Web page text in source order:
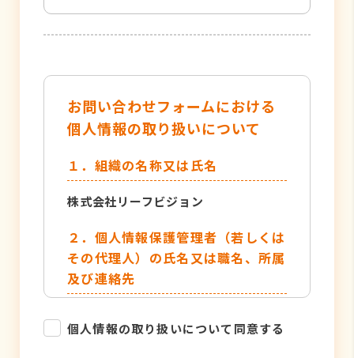
お問い合わせフォームにおける
個人情報の取り扱いについて
１．組織の名称又は氏名
株式会社リーフビジョン
２．個人情報保護管理者（若しくは
その代理人）の氏名又は職名、所属
及び連絡先
TEL：052-884-2050
個人情報の取り扱いについて同意する